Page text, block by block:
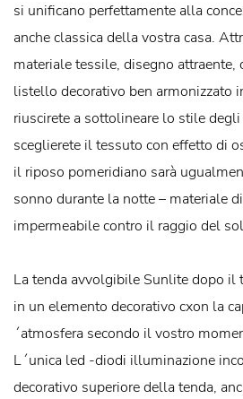
si unificano perfettamente alla
anche classica della vostra casa.
materiale tessile, disegno attraente,
listello decorativo ben armonizzato
riuscirete a sottolineare lo stile
sceglierete il tessuto con effetto di
il riposo pomeridiano sarà
sonno durante la notte – materiale
impermeabile contro il raggio del
La tenda avvolgibile Sunlite dopo il
in un elemento decorativo cxon la
´atmosfera secondo il vostro
L´unica led -diodi illuminazione
decorativo superiore della tenda,